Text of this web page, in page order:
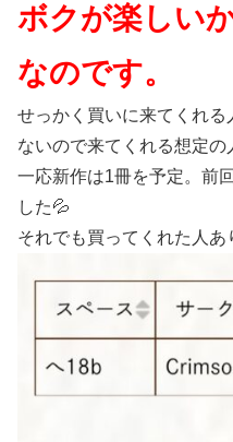
ボクが楽しい
なのです。
せっかく買いに来てくれる
ないので来てくれる想定の
一応新作は1冊を予定。前
した💦
それでも買ってくれた人あ